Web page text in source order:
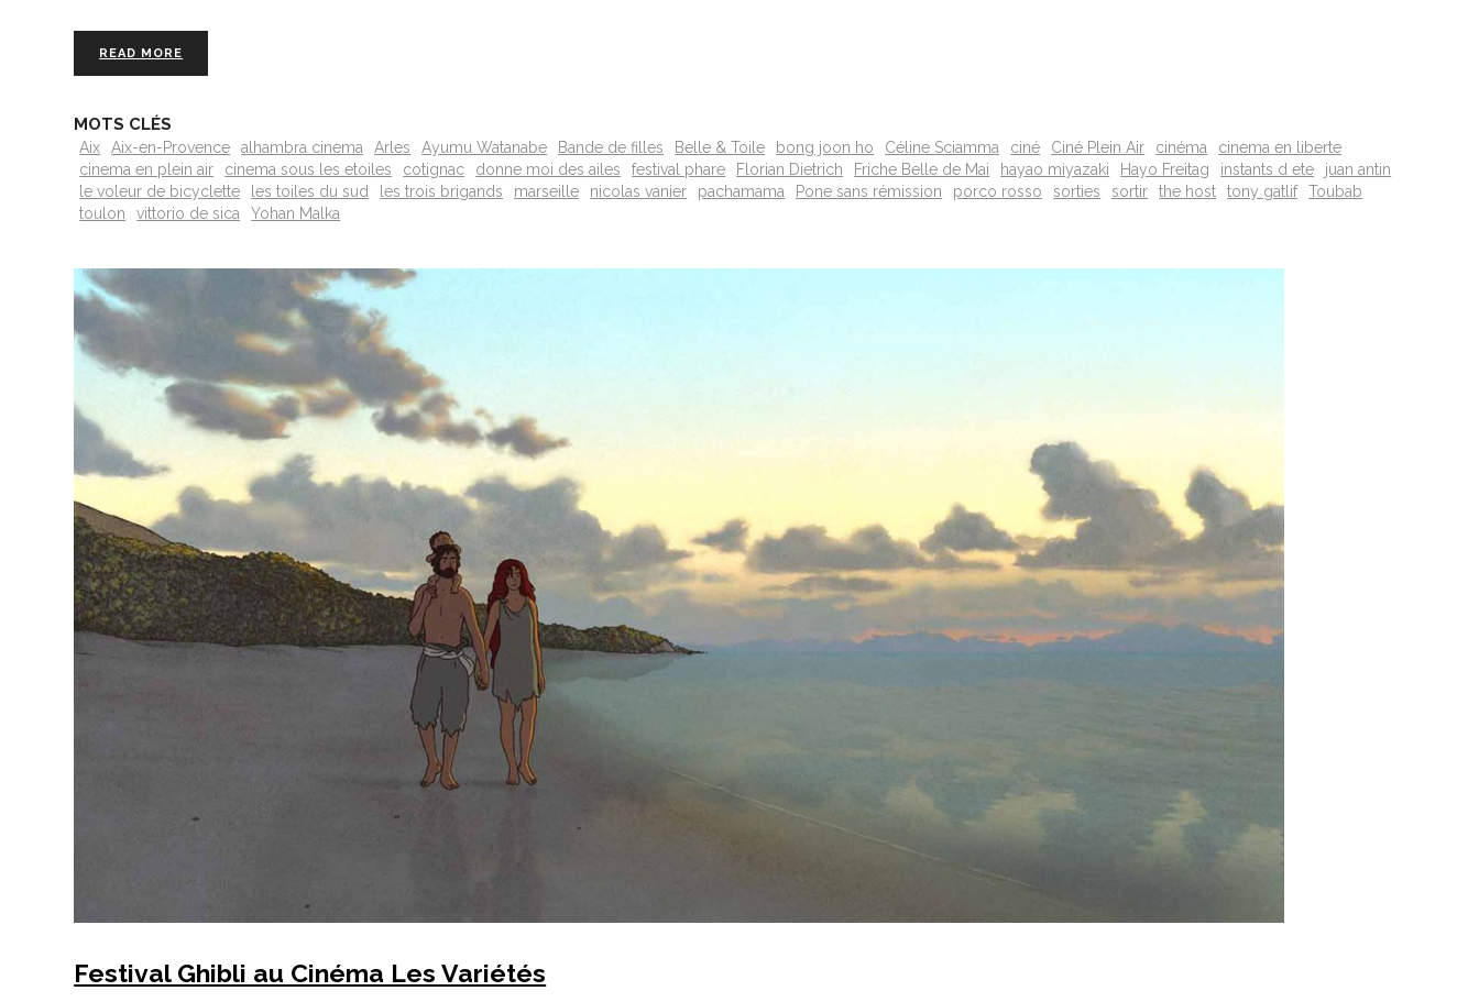
READ MORE
MOTS CLÉS
Aix Aix-en-Provence alhambra cinema Arles Ayumu Watanabe Bande de filles Belle & Toile bong joon ho Céline Sciamma ciné Ciné Plein Air cinéma
cinema en liberte
cinema en plein air
cinema sous les etoiles cotignac donne moi des ailes festival phare Florian Dietrich Friche Belle de Mai hayao miyazaki Hayo Freitag instants d ete
juan antin
le voleur de bicyclette
les toiles du sud les trois brigands marseille nicolas vanier pachamama Pone sans rémission porco rosso sorties sortir the host tony gatlif
Toubab
toulon
vittorio de sica Yohan Malka
Festival Ghibli au Cinéma Les Variétés